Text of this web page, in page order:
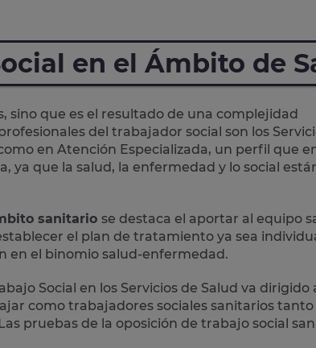
en el Ámbito de
sino que es el resultado de una complejidad
del trabajador social son los
en Atención Especializada, un perfil que
que la salud, la enfermedad y lo social
sanitario se destaca el aportar al equipo
el plan de tratamiento ya sea
en el binomio salud-enfermedad.
Social en los Servicios de Salud va dirigido
como trabajadores sociales sanitarios tanto
pruebas de la oposición de trabajo social